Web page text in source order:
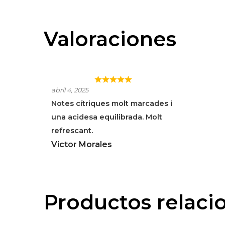
Valoraciones
J FERNANDO VERDEJO
abril 4, 2025
Notes cítriques molt marcades i
una acidesa equilibrada. Molt
refrescant.
Victor Morales
Productos